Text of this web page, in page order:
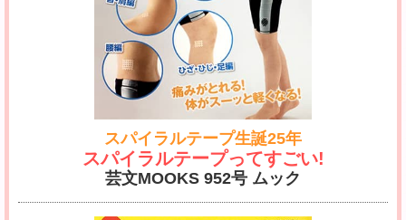
スパイラルテープ生誕25年
スパイラルテープってすごい!
芸文MOOKS 952号 ムック